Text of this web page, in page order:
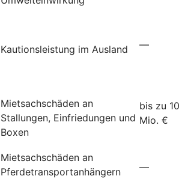
Kautionsleistung im Ausland —
Mietsachschäden an
Stallungen, Einfriedungen und
Boxen
bis zu 10
Mio. €
Mietsachschäden an
Pferdetransportanhängern
—